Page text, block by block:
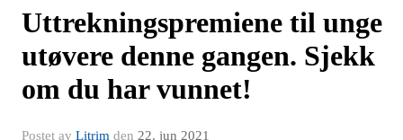
Uttrekningspremiene til unge
utøvere denne gangen. Sjekk
om du har vunnet!
Postet av Litrim den 22. jun 2021